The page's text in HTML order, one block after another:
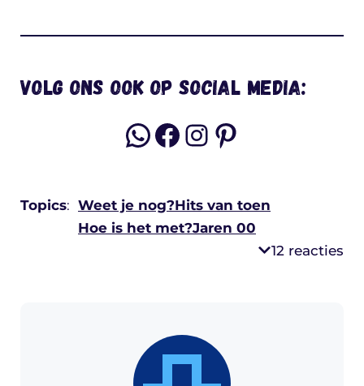
Volg ons ook op social media:
WhatsApp
Facebook
Instagram
Pinterest
Topics: Weet je nog?Hits van toen
Hoe is het met?Jaren 00
12 reacties